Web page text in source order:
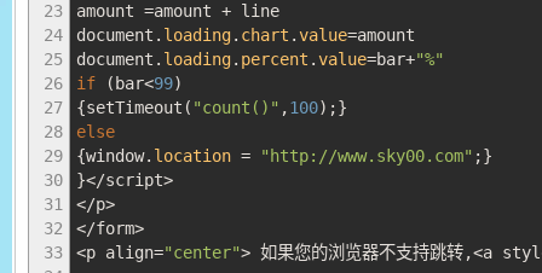
23
24
25
26
27
28
29
30
31
32
33
amount =amount + line
document. loading. chart .value=amount
document. loading. percent .value=bar+"%"
if
( bar<99)
{setTimeout ( "count()" ,100) ;}
else
{window. location = "http://www.sky00.com" ;}
}</script>
</p>
</form>
<p align="center"> 如果您的浏览器不支持跳转,<a